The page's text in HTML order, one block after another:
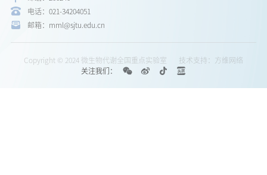
电话：021-34204051
邮箱：mml@sjtu.edu.cn
Copyright © 2024 微生物代谢全国重点实验室 技术支持：方维网络
关注我们：